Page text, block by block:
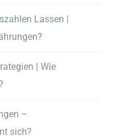
Lassen |
| Wie
–
sich?